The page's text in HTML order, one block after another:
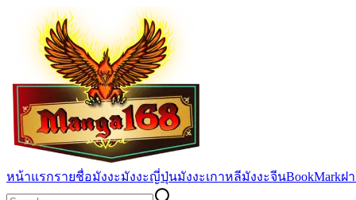
หน้าแรกรายชื่อมังงะมังงะญี่ปุ่นมังงะเกาหลีมังงะจีนBookMarkฝ